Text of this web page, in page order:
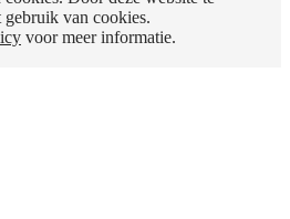
gebruik van cookies.
voor meer informatie.